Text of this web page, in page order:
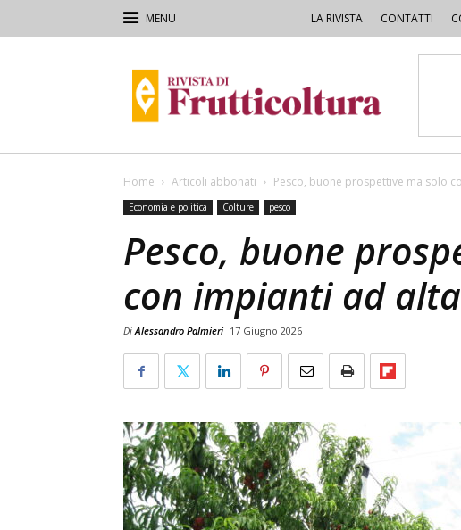
LA RIVISTA CONTATTI
di
Frutticoltura
Home Articoli abbonati Pesco, buone prospettive ma solo
Economia e politica Colture pesco
Pesco, buone
con impianti ad
DiAlessandro Palmieri 17 Giugno 2026